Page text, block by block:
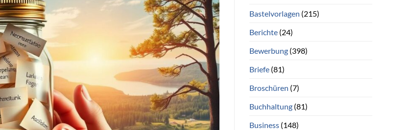
Bastelvorlagen (215)
Berichte(24)
Bewerbung(398)
Briefe(81)
Broschüren (7)
Buchhaltung(81)
Business(148)